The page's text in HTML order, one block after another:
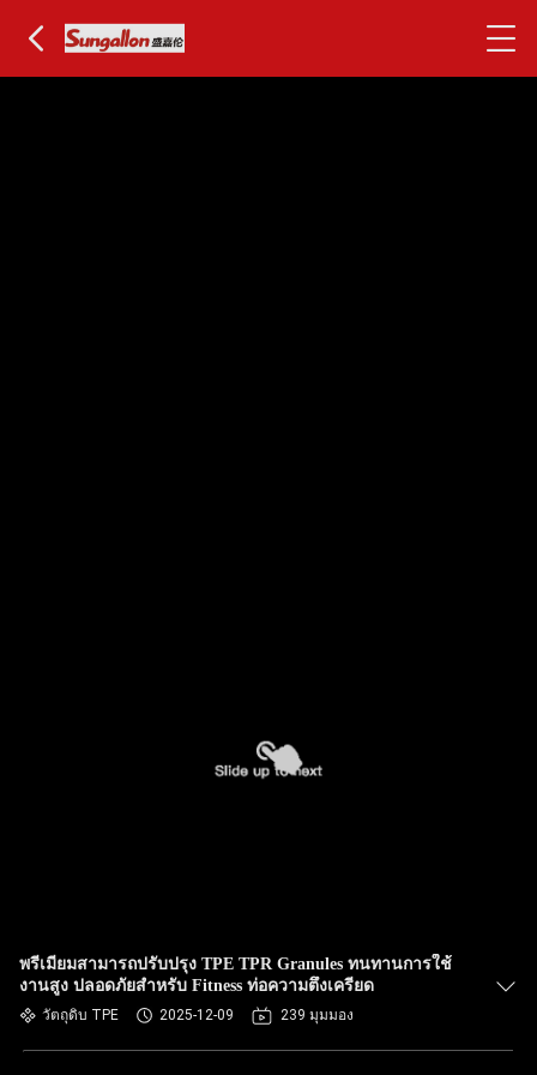
พรีเมียมสามารถปรับปรุง TPE TPR Granules ทนทานการใช้
งานสูง ปลอดภัยสําหรับ Fitness ท่อความตึงเครียด
วัตถุดิบ TPE 2025-12-09 239 มุมมอง